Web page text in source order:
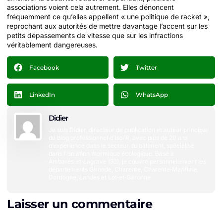
associations voient cela autrement. Elles dénoncent
fréquemment ce qu’elles appellent « une politique de racket »,
reprochant aux autorités de mettre davantage l’accent sur les
petits dépassements de vitesse que sur les infractions
véritablement dangereuses.
Facebook Twitter
LinkedIn WhatsApp
Didier
Laisser un commentaire